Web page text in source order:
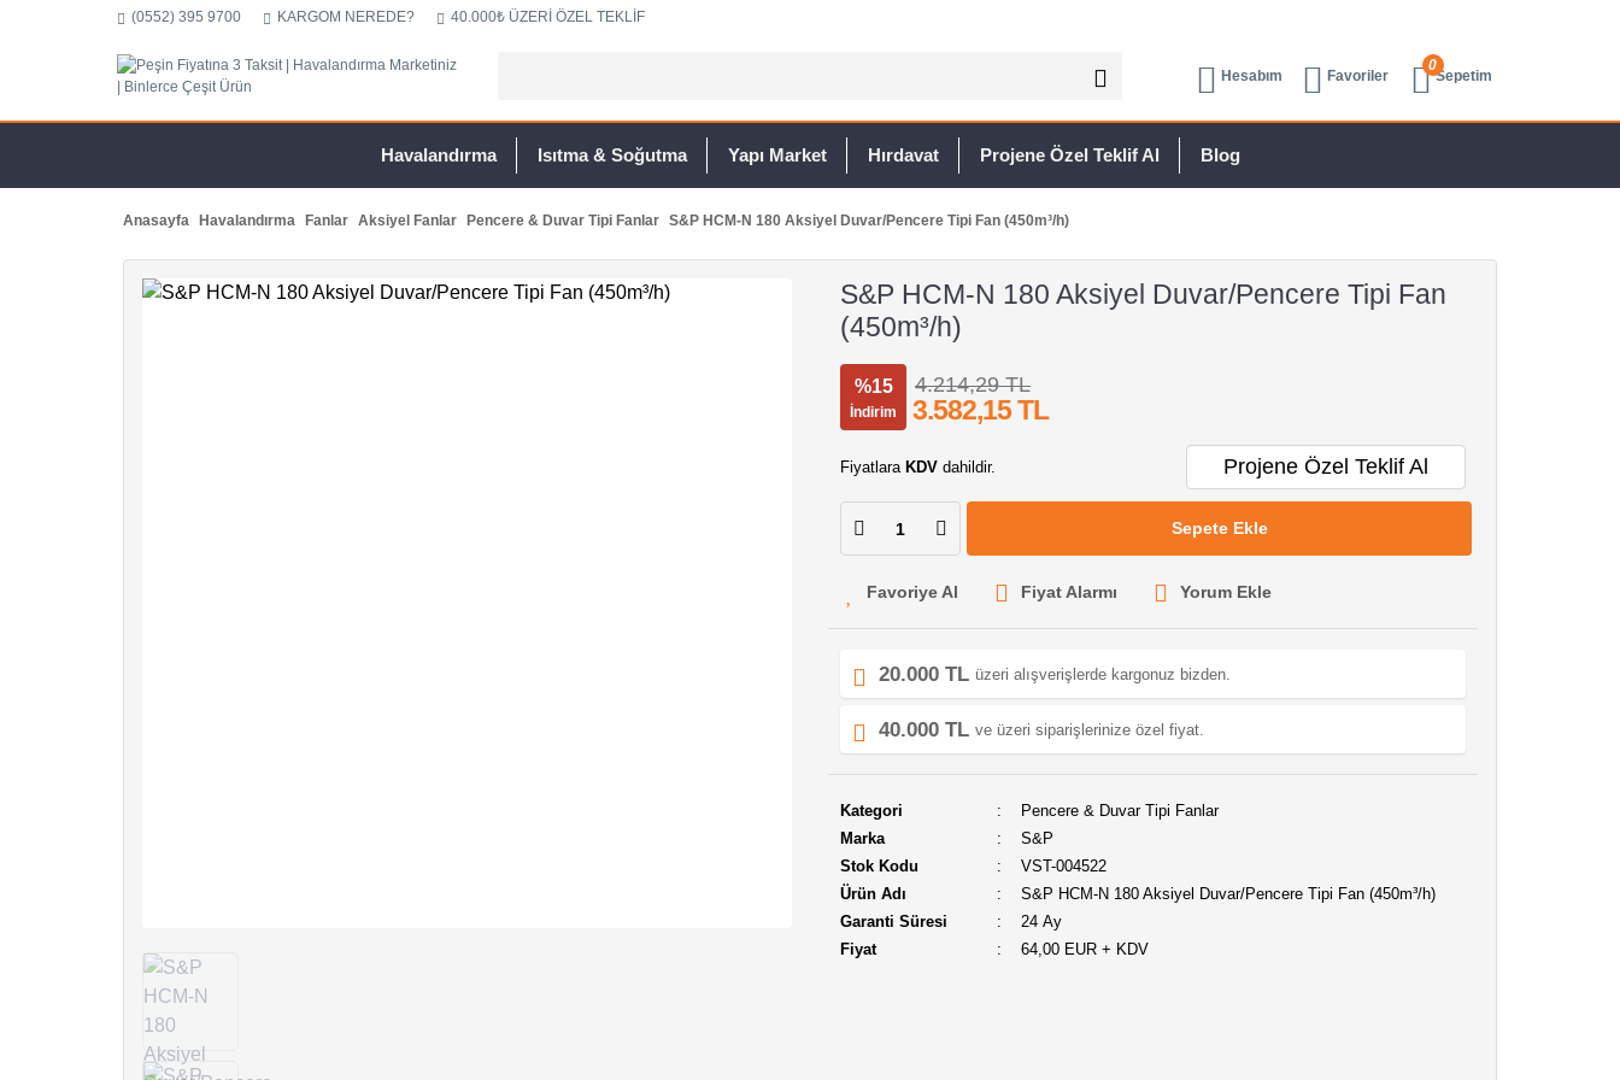
(0552) 395 9700 KARGOM NEREDE? 40.000₺ ÜZERİ ÖZEL TEKLİF
Hesabım Favoriler
0
Sepetim
Havalandırma Isıtma & Soğutma Yapı Market Hırdavat Projene Özel Teklif Al Blog
Anasayfa Havalandırma Fanlar Aksiyel Fanlar Pencere & Duvar Tipi Fanlar S&P HCM-N 180 Aksiyel Duvar/Pencere Tipi Fan (450m³/h)
S&P HCM-N 180 Aksiyel Duvar/Pencere Tipi Fan
(450m³/h)
%15
İndirim
4.214,29 TL
3.582,15 TL
Fiyatlara KDV dahildir. Projene Özel Teklif Al
Sepete Ekle
Fiyat Alarmı Yorum Ekle
20.000 TL üzeri alışverişlerde kargonuz bizden.
40.000 TL ve üzeri siparişlerinize özel fiyat.
Kategori
Pencere & Duvar Tipi Fanlar
Marka
S&P
Stok Kodu
VST-004522
Ürün Adı
S&P HCM-N 180 Aksiyel Duvar/Pencere Tipi Fan (450m³/h)
Garanti Süresi
24 Ay
Fiyat
64,00 EUR + KDV